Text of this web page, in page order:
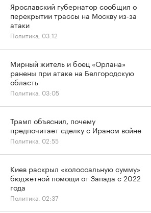
Ярославский губернатор сообщил о
перекрытии трассы на Москву из-за
атаки
Политика, 03:12
Мирный житель и боец «Орлана»
ранены при атаке на Белгородскую
область
Политика, 03:05
Трамп объяснил, почему
предпочитает сделку с Ираном войне
Политика, 02:55
Киев раскрыл «колоссальную сумму»
бюджетной помощи от Запада с 2022
года
Политика, 02:37